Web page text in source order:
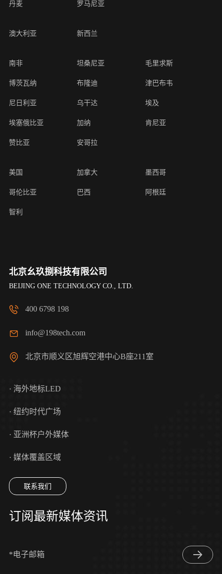
丹麦 罗马尼亚
澳大利亚 新西兰
南非 坦桑尼亚 毛里求斯
博茨瓦纳 布隆迪 津巴布韦
尼日利亚 乌干达 埃及
埃塞俄比亚 加纳 肯尼亚
赞比亚 安哥拉
美国 加拿大 墨西哥
哥伦比亚 巴西 阿根廷
智利
北京幺玖捌科技有限公司
BEIJING ONE TECHNOLOGY CO., LTD.
400 6798 198
info@198tech.com
北京市顺义区旭辉空港中心B座211室
· 海外地标LED
· 纽约时代广场
· 亚洲杯户外媒体
· 媒体覆盖区域
联系我们
订阅最新媒体资讯
*电子邮箱